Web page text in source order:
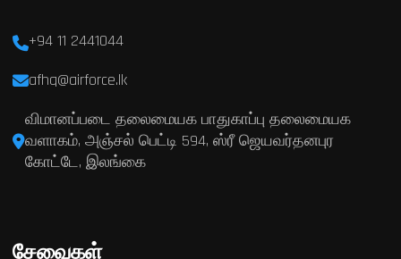
+94 11 2441044
afhq@airforce.lk
விமானப்படை தலைமையக பாதுகாப்பு தலைமையக
வளாகம், அஞ்சல் பெட்டி 594, ஸ்ரீ ஜெயவர்தனபுர
கோட்டே, இலங்கை
சேவைகள்